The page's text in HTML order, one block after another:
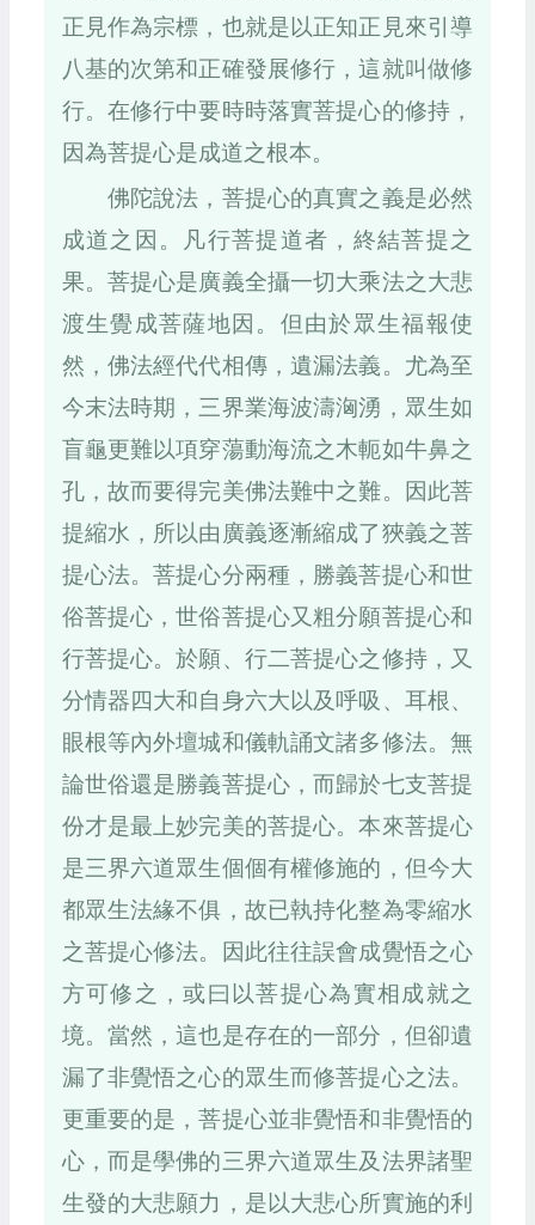
正見作為宗標，也就是以正知正見來引導
八基的次第和正確發展修行，這就叫做修
行。在修行中要時時落實菩提心的修持，
因為菩提心是成道之根本。
佛陀說法，菩提心的真實之義是必然
成道之因。凡行菩提道者，終結菩提之
果。菩提心是廣義全攝一切大乘法之大悲
渡生覺成菩薩地因。但由於眾生福報使
然，佛法經代代相傳，遺漏法義。尤為至
今末法時期，三界業海波濤洶湧，眾生如
盲龜更難以項穿蕩動海流之木軛如牛鼻之
孔，故而要得完美佛法難中之難。因此菩
提縮水，所以由廣義逐漸縮成了狹義之菩
提心法。菩提心分兩種，勝義菩提心和世
俗菩提心，世俗菩提心又粗分願菩提心和
行菩提心。於願、行二菩提心之修持，又
分情器四大和自身六大以及呼吸、耳根、
眼根等內外壇城和儀軌誦文諸多修法。無
論世俗還是勝義菩提心，而歸於七支菩提
份才是最上妙完美的菩提心。本來菩提心
是三界六道眾生個個有權修施的，但今大
都眾生法緣不俱，故已執持化整為零縮水
之菩提心修法。因此往往誤會成覺悟之心
方可修之，或曰以菩提心為實相成就之
境。當然，這也是存在的一部分，但卻遺
漏了非覺悟之心的眾生而修菩提心之法。
更重要的是，菩提心並非覺悟和非覺悟的
心，而是學佛的三界六道眾生及法界諸聖
生發的大悲願力，是以大悲心所實施的利